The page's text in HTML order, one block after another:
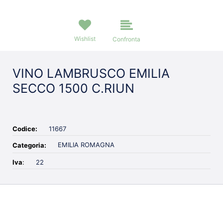
Wishlist Confronta
VINO LAMBRUSCO EMILIA
SECCO 1500 C.RIUN
Codice: 11667
Categoria: EMILIA ROMAGNA
Iva: 22